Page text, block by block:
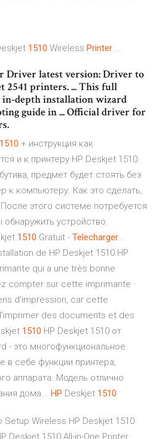
1510 Wireless Printer …
Driver latest version: Driver to
2541 printers. ... This full
in-depth installation wizard
guide in ... Official driver for
1510 + инструкция как
и к принтеру HP Deskjet 1510.
предмет будет стоять без
к компьютеру. Как это сделать,
этого системе потребуется
устройство.
1510 Gratuit - Telecharger…
de HP Deskjet 1510.HP
qui a une très bonne
compter sur cette imprimante
d’impression, car cette
des documents et des
1510 HP Deskjet 1510 от
- это многофункциональное
в себе функции принтера,
аппарата. Модель отлично
дома... HP Deskjet 1510
Wireless HP Deskjet 1510